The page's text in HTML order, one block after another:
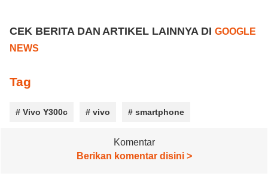
CEK BERITA DAN ARTIKEL LAINNYA DI GOOGLE
NEWS
Tag
# Vivo Y300c # vivo # smartphone
Komentar
Berikan komentar disini >